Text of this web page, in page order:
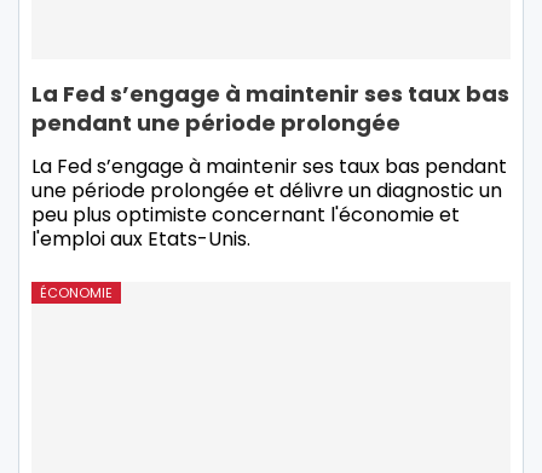
La Fed s’engage à maintenir ses taux bas
pendant une période prolongée
La Fed s’engage à maintenir ses taux bas pendant
une période prolongée et délivre un diagnostic un
peu plus optimiste concernant l'économie et
l'emploi aux Etats-Unis.
ÉCONOMIE